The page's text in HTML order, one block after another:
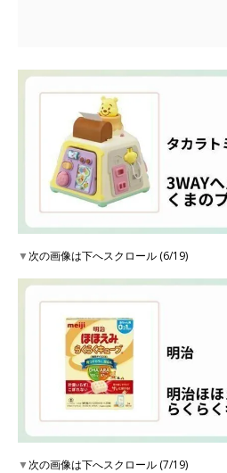
▼次の画像は下へスクロール (6/19)
▼次の画像は下へスクロール (7/19)